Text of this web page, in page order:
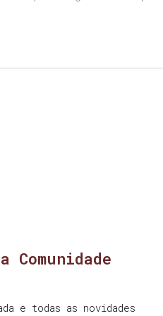
e todas as novidades